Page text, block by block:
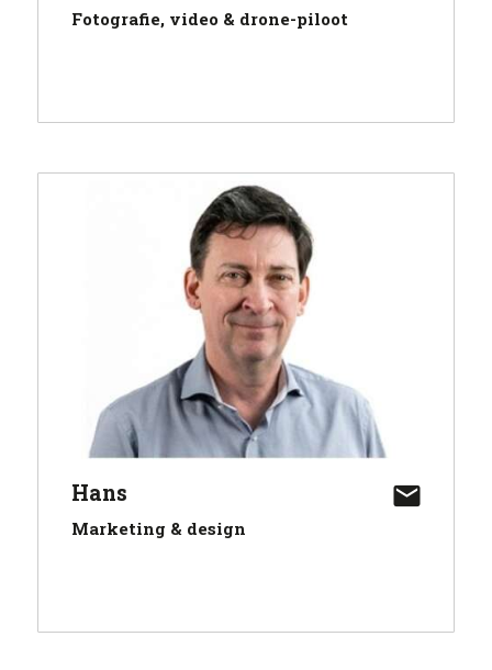
Fotografie, video & drone-piloot
Hans
Marketing & design